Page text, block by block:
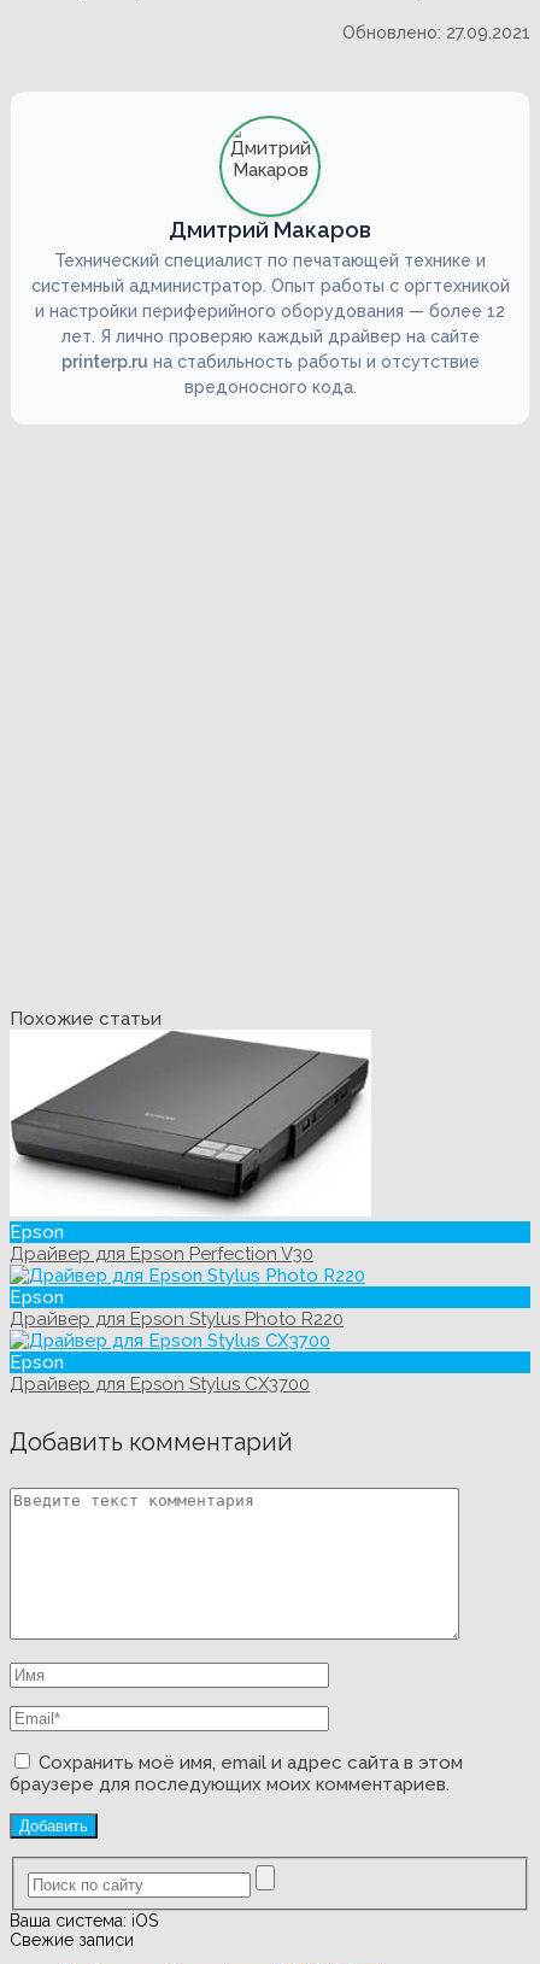
Обновлено: 27.09.2021
Дмитрий Макаров
Технический специалист по печатающей технике и
системный администратор. Опыт работы с оргтехникой
и настройки периферийного оборудования — более 12
лет. Я лично проверяю каждый драйвер на сайте
printerp.ru на стабильность работы и отсутствие
вредоносного кода.
Похожие статьи
Epson
Драйвер для Epson Perfection V30
Epson
Драйвер для Epson Stylus Photo R220
Epson
Драйвер для Epson Stylus CX3700
Добавить комментарий
Сохранить моё имя, email и адрес сайта в этом
браузере для последующих моих комментариев.
Ваша система: iOS
Свежие записи